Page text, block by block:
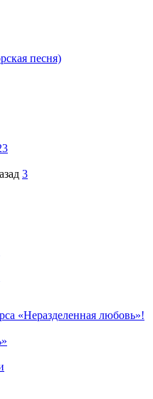
песня)
3
«Неразделенная любовь»!